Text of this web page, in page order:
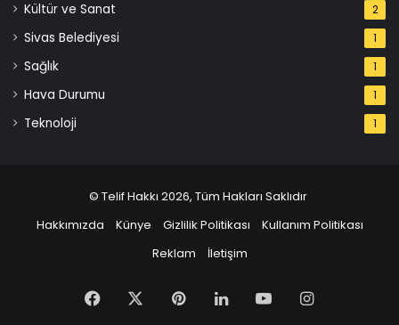
Kültür ve Sanat 2
Sivas Belediyesi 1
Sağlık 1
Hava Durumu 1
Teknoloji 1
© Telif Hakkı 2026, Tüm Hakları Saklıdır
Hakkımızda
Künye Gizlilik Politikası
Kullanım Politikası
Reklam
İletişim
Facebook PinterestLinkedInYouTubeInstagram